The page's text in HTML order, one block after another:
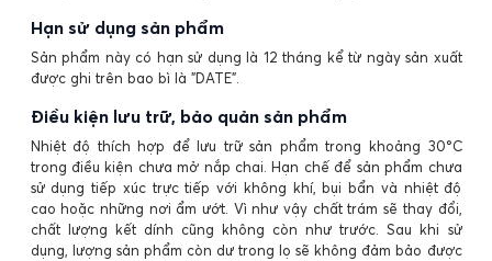
Hạn sử dụng sản phẩm
Sản phẩm này có hạn sử dụng là 12 tháng kể từ ngày sản xuất
được ghi trên bao bì là "DATE".
Điều kiện lưu trữ, bảo quản sản phẩm
Nhiệt độ thích hợp để lưu trữ sản phẩm trong khoảng 30°C
trong điều kiện chưa mở nắp chai. Hạn chế để sản phẩm chưa
sử dụng tiếp xúc trực tiếp với không khí, bụi bẩn và nhiệt độ
cao hoặc những nơi ẩm ướt. Vì như vậy chất trám sẽ thay đổi,
chất lượng kết dính cũng không còn như trước. Sau khi sử
dụng, lượng sản phẩm còn dư trong lọ sẽ không đảm bảo được